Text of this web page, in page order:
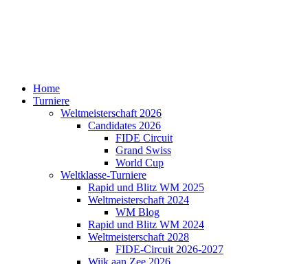
Home
Turniere
Weltmeisterschaft 2026
Candidates 2026
FIDE Circuit
Grand Swiss
World Cup
Weltklasse-Turniere
Rapid und Blitz WM 2025
Weltmeisterschaft 2024
WM Blog
Rapid und Blitz WM 2024
Weltmeisterschaft 2028
FIDE-Circuit 2026-2027
Wijk aan Zee 2026